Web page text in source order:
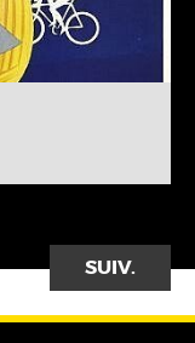
SUIVANT